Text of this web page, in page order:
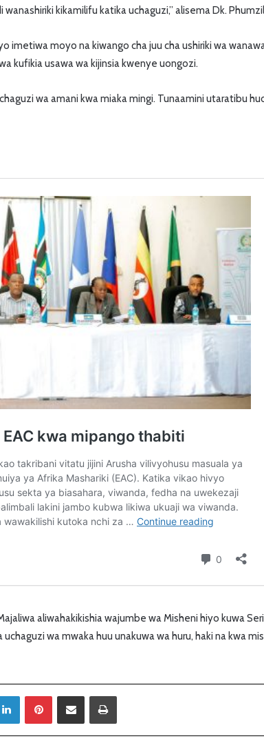
kikamilifu katika uchaguzi,” alisema Dk.
imetiwa moyo na kiwango cha juu cha ushiriki wa
kufikia usawa wa kijinsia kwenye uongozi.
wa amani kwa miaka mingi. Tunaamini utaratibu
aliwahakikishia wajumbe wa Misheni hiyo kuwa
wa mwaka huu unakuwa wa huru, haki na kwa
LinkedIn Sambaza kupitia barua pepe